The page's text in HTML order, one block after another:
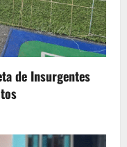
de Insurgentes